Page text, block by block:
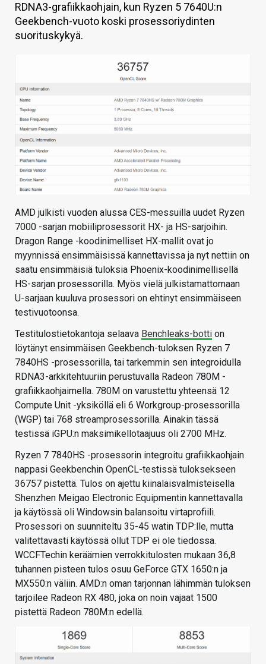
HINTA.FI
KAUPPA
HAKU
RDNA3-grafiikkaohjain, kun Ryzen 5 7640U:n
Geekbench-vuoto koski prosessoriydinten
suorituskykyä.
AMD julkisti vuoden alussa CES-messuilla uudet Ryzen
7000 -sarjan mobiiliprosessorit HX- ja HS-sarjoihin.
Dragon Range -koodinimelliset HX-mallit ovat jo
myynnissä ensimmäisissä kannettavissa ja nyt nettiin on
saatu ensimmäisiä tuloksia Phoenix-koodinimellisellä
HS-sarjan prosessorilla. Myös vielä julkistamattomaan
U-sarjaan kuuluva prosessori on ehtinyt ensimmäiseen
testivuotoonsa.
Testitulostietokantoja selaava Benchleaks-botti on
löytänyt ensimmäisen Geekbench-tuloksen Ryzen 7
7840HS -prosessorilla, tai tarkemmin sen integroidulla
RDNA3-arkkitehtuuriin perustuvalla Radeon 780M -
grafiikkaohjaimella. 780M on varustettu yhteensä 12
Compute Unit -yksiköllä eli 6 Workgroup-prosessorilla
(WGP) tai 768 streamprosessorilla. Ainakin tässä
testissä iGPU:n maksimikellotaajuus oli 2700 MHz.
Ryzen 7 7840HS -prosessorin integroitu grafiikkaohjain
nappasi Geekbenchin OpenCL-testissä tuloksekseen
36757 pistettä. Tulos on ajettu kiinalaisvalmisteisella
Shenzhen Meigao Electronic Equipmentin kannettavalla
ja käytössä oli Windowsin balansoitu virtaprofiili.
Prosessori on suunniteltu 35-45 watin TDP:lle, mutta
valitettavasti käytössä ollut TDP ei ole tiedossa.
WCCFTechin keräämien verrokkitulosten mukaan 36,8
tuhannen pisteen tulos osuu GeForce GTX 1650:n ja
MX550:n väliin. AMD:n oman tarjonnan lähimmän tuloksen
tarjoilee Radeon RX 480, joka on noin vajaat 1500
pistettä Radeon 780M:n edellä.